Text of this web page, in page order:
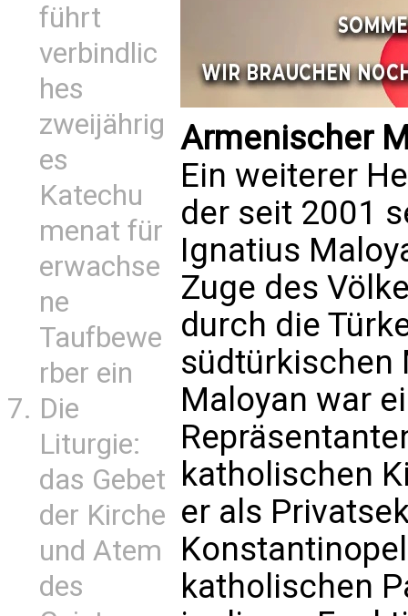
führt
verbindlic
hes
zweijährig
es
Katechu
menat für
erwachse
ne
Taufbewe
rber ein
Die
Liturgie:
das Gebet
der Kirche
und Atem
des
Armenischer
Ein weiterer
der seit 2001
Ignatius
Zuge des
durch die
südtürkischen
Maloyan war
katholischen
er als
katholischen